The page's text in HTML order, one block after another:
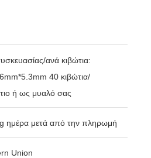
ανά κιβώτια:
40 κιβώτια/
ή ως μυαλό σας
ημέρα μετά από την πληρωμή
Union